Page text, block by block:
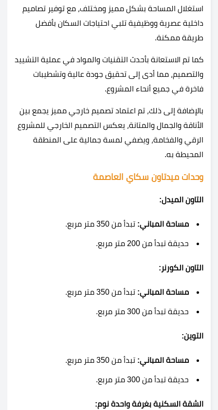
استغلال المساحة بشكل مميز ومختلف، مع توفير تصاميم
داخلية عصرية ووظيفية تلبي احتياجات السكان بأفضل
طريقة ممكنة.
كما تم الاستعانة بأحدث التقنيات والمواد في عملية التشييد
والتصميم، مما أدى إلى تحقيق جودة عالية وتشطيبات
فاخرة في جميع أنحاء المشروع.
بالإضافة إلى ذلك، تم اعتماد تصميم خارجي مميز يجمع بين
الأناقة والجمال والمتانة، يعكس التصميم الخارجي للمشروع
الرقي والفخامة، ويضفي لمسة جمالية على المنطقة
المحيطة به.
وحدات ميدتاون سكاي العاصمة
التاون الميدل:
مساحة المباني: تبدأ من 350 متر مربع.
حديقة تبدأ من 200 متر مربع.
التاون الكورنر:
مساحة المباني: تبدأ من 350 متر مربع.
حديقة تبدأ من 300 متر مربع.
التوين:
مساحة المباني: تبدأ من 350 متر مربع.
حديقة تبدأ من 300 متر مربع.
الشقة السكنية بغرفة واحدة نوم: